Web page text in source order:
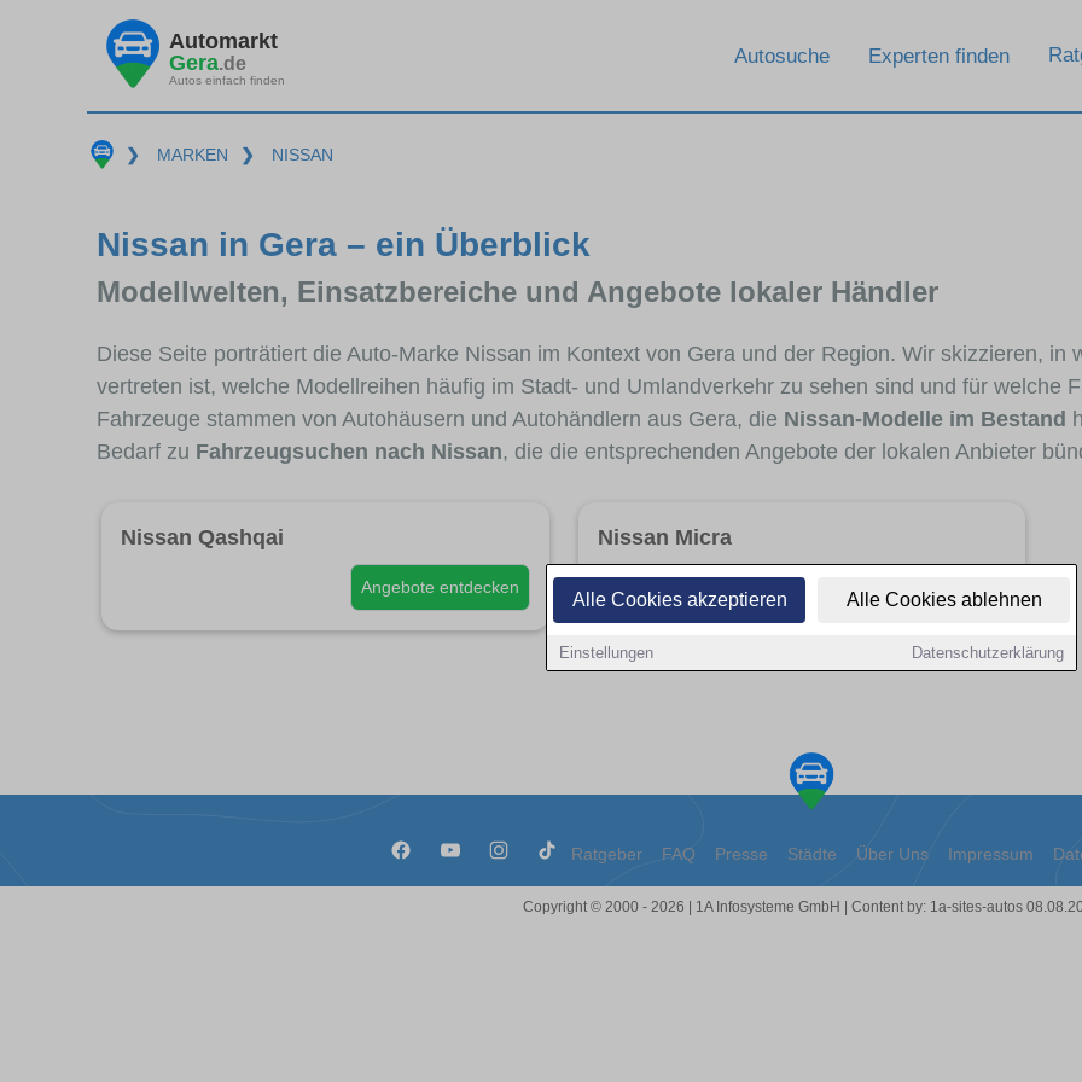
Alle Cookies akzeptieren Alle Cookies ablehnen
Einstellungen Datenschutzerklärung
Automarkt
Gera.de
Autos einfach finden
Autosuche Experten finden
❯ MARKEN ❯ NISSAN
Nissan in Gera – ein Überblick
Modellwelten, Einsatzbereiche und Angebote lokaler Händler
Diese Seite porträtiert die Auto-Marke Nissan im Kontext von Gera und der Region. Wir skizzieren, in
vertreten ist, welche Modellreihen häufig im Stadt- und Umlandverkehr zu sehen sind und für welche
Fahrzeuge stammen von Autohäusern und Autohändlern aus Gera, die Nissan-Modelle im Bestand
Bedarf zu Fahrzeugsuchen nach Nissan, die die entsprechenden Angebote der lokalen Anbieter
Nissan Qashqai
Angebote entdecken
Nissan Micra
Ratgeber FAQ Presse Städte Über Uns Impressum
Copyright © 2000 - 2026 | 1A Infosysteme GmbH | Content by: 1a-sites-autos